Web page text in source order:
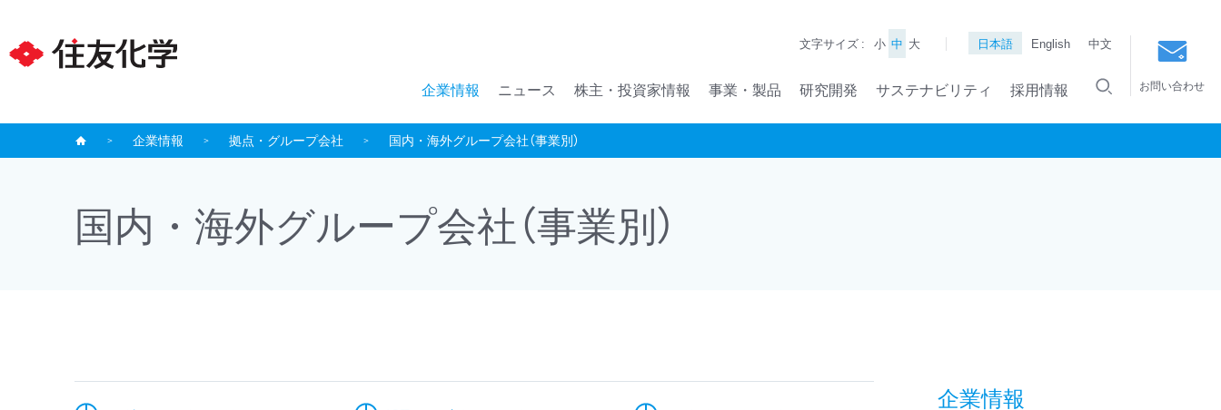
文字サイズ : 小 中 大 日本語 English 中文
企業情報 ニュース 株主・投資家情報 事業・製品 研究開発 サステナビリティ 採用情報 お問い合わせ
企業情報 拠点・グループ会社 国内・海外グループ会社（事業別）
国内・海外グループ会社（事業別）
企業情報